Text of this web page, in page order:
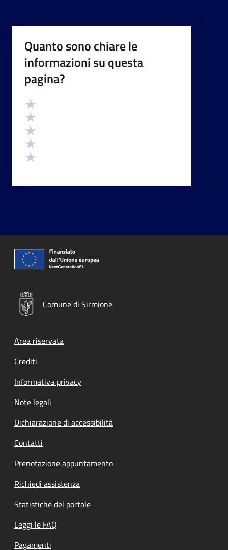
Quanto sono chiare le
informazioni su questa
pagina?
Valutazione
Comune di Sirmione
Footer menu
Area riservata
Crediti
Informativa privacy
Note legali
Dichiarazione di accessibilità
Contatti
Prenotazione appuntamento
Richiedi assistenza
Statistiche del portale
Leggi le FAQ
Pagamenti